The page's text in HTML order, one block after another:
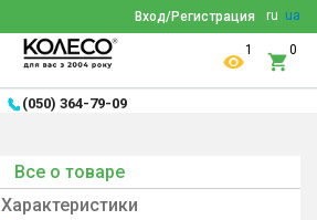
ru ua
Вход/Регистрация
1 0
(050) 364-79-09
Все о товаре
Характеристики